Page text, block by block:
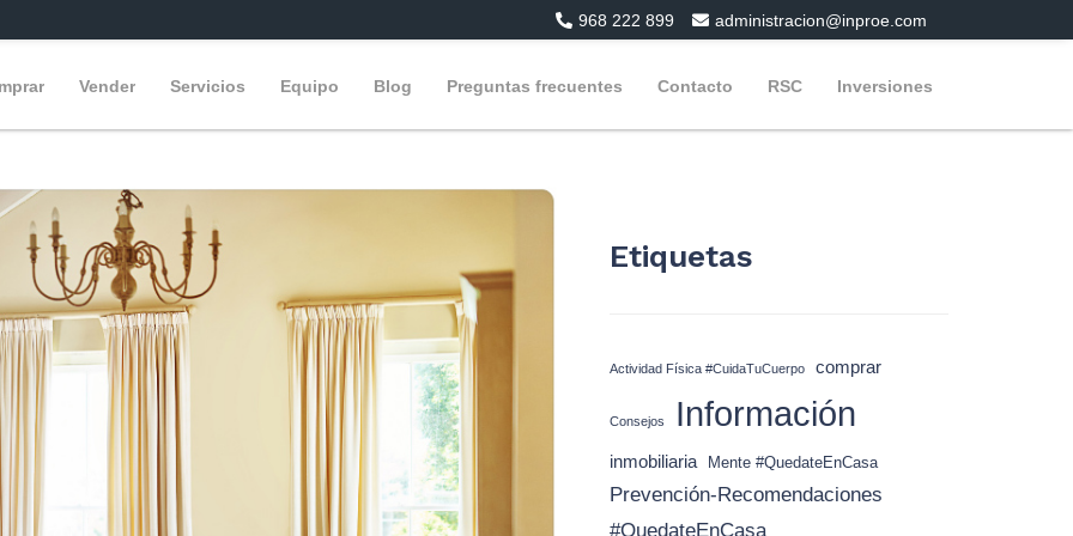
968 222 899 administracion@inproe.com
Vender Servicios Equipo Blog Preguntas frecuentes Contacto RSC Inversiones
Etiquetas
Actividad Física #CuidaTuCuerpo comprar
Consejos Información
inmobiliaria Mente #QuedateEnCasa
Prevención-Recomendaciones
#QuedateEnCasa